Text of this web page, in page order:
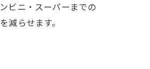
ビニ・スーパーまでの
らせます。